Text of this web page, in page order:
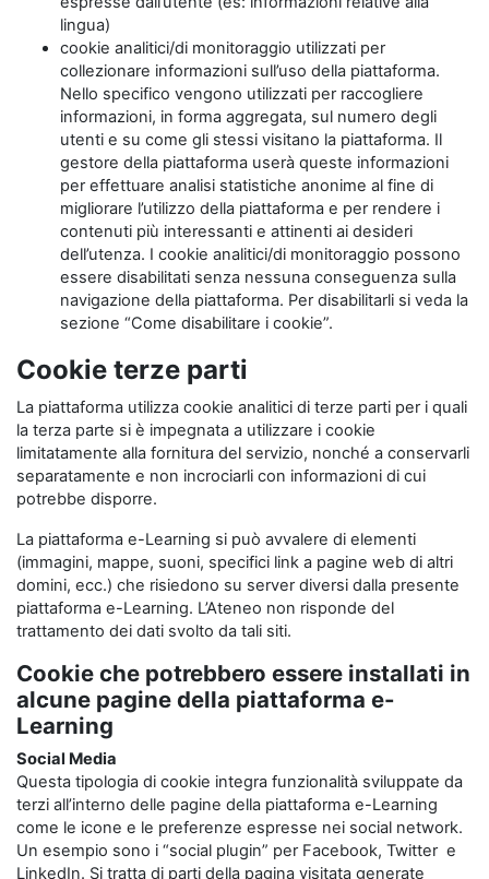
lingua)
cookie analitici/di monitoraggio utilizzati per
collezionare informazioni sull’uso della piattaforma.
Nello specifico vengono utilizzati per raccogliere
informazioni, in forma aggregata, sul numero degli
utenti e su come gli stessi visitano la piattaforma. Il
gestore della piattaforma userà queste informazioni
per effettuare analisi statistiche anonime al fine di
migliorare l’utilizzo della piattaforma e per rendere i
contenuti più interessanti e attinenti ai desideri
dell’utenza. I cookie analitici/di monitoraggio possono
essere disabilitati senza nessuna conseguenza sulla
navigazione della piattaforma. Per disabilitarli si veda la
sezione “Come disabilitare i cookie”.
Cookie terze parti
La piattaforma utilizza cookie analitici di terze parti per i quali
la terza parte si è impegnata a utilizzare i cookie
limitatamente alla fornitura del servizio, nonché a conservarli
separatamente e non incrociarli con informazioni di cui
potrebbe disporre.
La piattaforma e-Learning si può avvalere di elementi
(immagini, mappe, suoni, specifici link a pagine web di altri
domini, ecc.) che risiedono su server diversi dalla presente
piattaforma e-Learning. L’Ateneo non risponde del
trattamento dei dati svolto da tali siti.
Cookie che potrebbero essere installati in
alcune pagine della piattaforma e-
Learning
Social Media
Questa tipologia di cookie integra funzionalità sviluppate da
terzi all’interno delle pagine della piattaforma e-Learning
come le icone e le preferenze espresse nei social network.
Un esempio sono i “social plugin” per Facebook, Twitter e
LinkedIn. Si tratta di parti della pagina visitata generate